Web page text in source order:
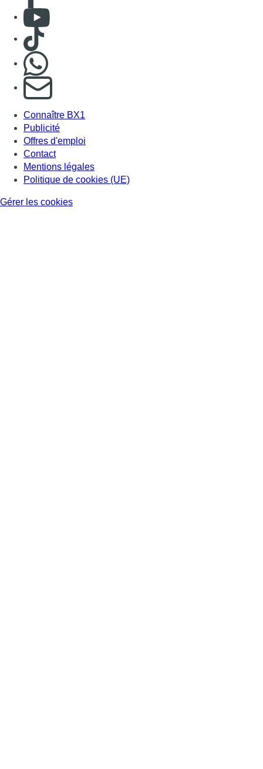
Consulter Youtube
Consulter TikTok
S'abonner à notre newsletter
Connaître BX1
Publicité
Offres d'emploi
Contact
Mentions légales
Politique de cookies (UE)
Gérer les cookies